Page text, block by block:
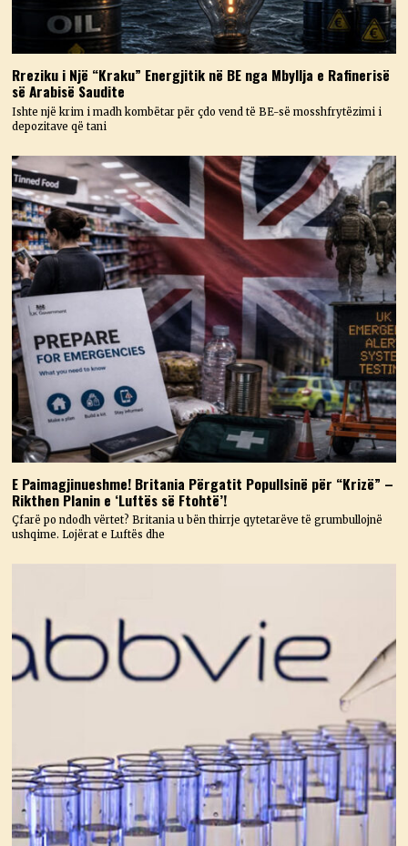
Rreziku i Një “Kraku” Energjitik në BE nga Mbyllja e Rafinerisë
së Arabisë Saudite
Ishte një krim i madh kombëtar për çdo vend të BE-së mosshfrytëzimi i
depozitave që tani
E Paimagjinueshme! Britania Përgatit Popullsinë për “Krizë” –
Rikthen Planin e ‘Luftës së Ftohtë’!
Çfarë po ndodh vërtet? Britania u bën thirrje qytetarëve të grumbullojnë
ushqime. Lojërat e Luftës dhe